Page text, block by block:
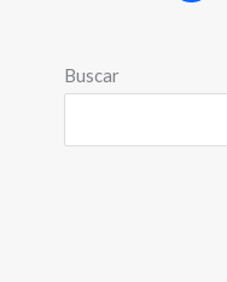
Buscar